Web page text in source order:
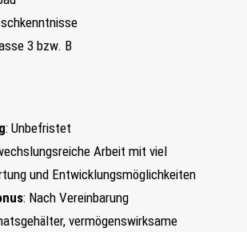
3 bzw. B
: Unbefristet
Arbeit mit viel
und Entwicklungsmöglichkeiten
: Nach Vereinbarung
vermögenswirksame